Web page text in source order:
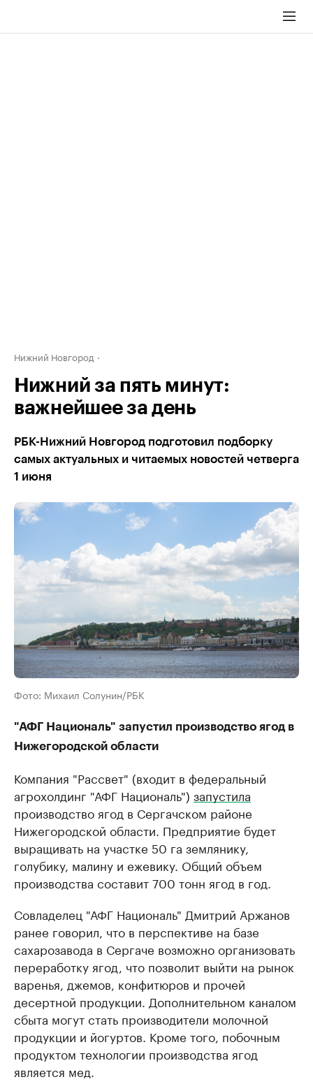
Нижний Новгород
Нижний за пять минут:
важнейшее за день
РБК-Нижний Новгород подготовил подборку
самых актуальных и читаемых новостей четверга
1 июня
Фото: Михаил Солунин/РБК
"АФГ Националь" запустил производство ягод в
Нижегородской области
Компания "Рассвет" (входит в федеральный
агрохолдинг "АФГ Националь") запустила
производство ягод в Сергачском районе
Нижегородской области. Предприятие будет
выращивать на участке 50 га землянику,
голубику, малину и ежевику. Общий объем
производства составит 700 тонн ягод в год.
Совладелец "АФГ Националь" Дмитрий Аржанов
ранее говорил, что в перспективе на базе
сахарозавода в Сергаче возможно организовать
переработку ягод, что позволит выйти на рынок
варенья, джемов, конфитюров и прочей
десертной продукции. Дополнительном каналом
сбыта могут стать производители молочной
продукции и йогуртов. Кроме того, побочным
продуктом технологии производства ягод
является мед.